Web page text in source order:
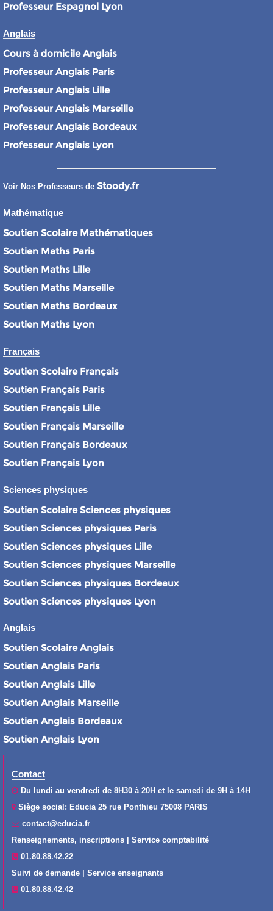
Professeur Espagnol Lyon
Anglais
Cours à domicile Anglais
Professeur Anglais Paris
Professeur Anglais Lille
Professeur Anglais Marseille
Professeur Anglais Bordeaux
Professeur Anglais Lyon
Voir Nos Professeurs de Stoody.fr
Mathématique
Soutien Scolaire Mathématiques
Soutien Maths Paris
Soutien Maths Lille
Soutien Maths Marseille
Soutien Maths Bordeaux
Soutien Maths Lyon
Français
Soutien Scolaire Français
Soutien Français Paris
Soutien Français Lille
Soutien Français Marseille
Soutien Français Bordeaux
Soutien Français Lyon
Sciences physiques
Soutien Scolaire Sciences physiques
Soutien Sciences physiques Paris
Soutien Sciences physiques Lille
Soutien Sciences physiques Marseille
Soutien Sciences physiques Bordeaux
Soutien Sciences physiques Lyon
Anglais
Soutien Scolaire Anglais
Soutien Anglais Paris
Soutien Anglais Lille
Soutien Anglais Marseille
Soutien Anglais Bordeaux
Soutien Anglais Lyon
Contact
Du lundi au vendredi de 8H30 à 20H et le samedi de 9H à 14H
Siège social: Educia 25 rue Ponthieu 75008 PARIS
contact@educia.fr
Renseignements, inscriptions | Service comptabilité
01.80.88.42.22
Suivi de demande | Service enseignants
01.80.88.42.42